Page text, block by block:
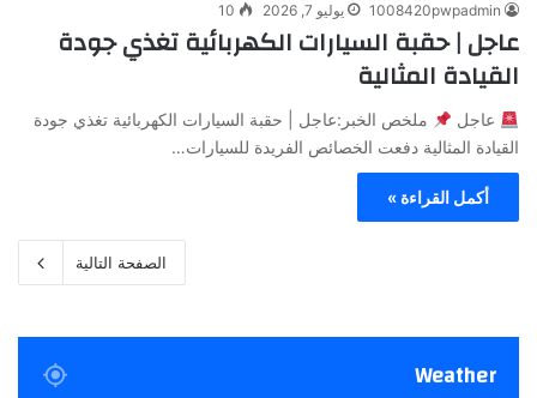
1008420pwpadmin يوليو 7, 2026 10
عاجل | حقبة السيارات الكهربائية تغذي جودة
القيادة المثالية
عاجل
ملخص الخبر:عاجل | حقبة السيارات الكهربائية تغذي جودة
القيادة المثالية دفعت الخصائص الفريدة للسيارات…
أكمل القراءة »
الصفحة التالية
Weather